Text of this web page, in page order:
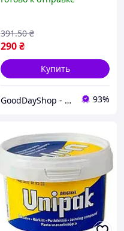
герметизации
соединений
290₴
391.50 ₴
Купить
GoodDayShop - Онлайн магазин различных товаров 93%